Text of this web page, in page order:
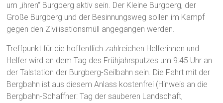
um „ihren“ Burgberg aktiv sein. Der Kleine Burgberg, der
Große Burgberg und der Besinnungsweg sollen im Kampf
gegen den Zivilisationsmüll angegangen werden.
Treffpunkt für die hoffentlich zahlreichen Helferinnen und
Helfer wird an dem Tag des Frühjahrsputzes um 9:45 Uhr an
der Talstation der Burgberg-Seilbahn sein. Die Fahrt mit der
Bergbahn ist aus diesem Anlass kostenfrei (Hinweis an die
Bergbahn-Schaffner: Tag der sauberen Landschaft,